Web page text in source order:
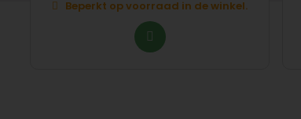
Beperkt op voorraad in de winkel.